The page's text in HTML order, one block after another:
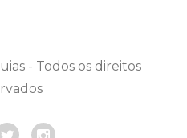
- Todos os direitos